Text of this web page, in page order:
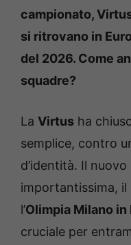
campionato,
si ritrovano in
del 2026. Come
squadre?
La Virtus ha
semplice, contro
d’identità. Il
importantissima, il
l’Olimpia Milano in
cruciale per